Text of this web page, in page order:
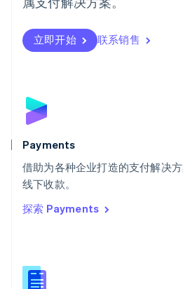
立即开始 联系销售
Payments
借助为各种企业打造的支付解决
线下收款。
探索 Payments
瑞典
瑞士
DeutschFrançais
English
斯洛文尼亚
泰国
ไทยEnglish
希腊
English
西班牙
新西兰
English